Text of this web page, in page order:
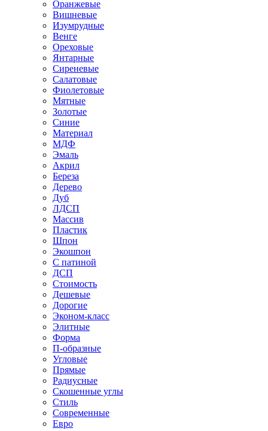
Оранжевые
Вишневые
Изумрудные
Венге
Ореховые
Янтарные
Сиреневые
Салатовые
Фиолетовые
Мятные
Золотые
Синие
Материал
МДФ
Эмаль
Акрил
Береза
Дерево
Дуб
ЛДСП
Массив
Пластик
Шпон
Экошпон
С патиной
ДСП
Стоимость
Дешевые
Дорогие
Эконом-класс
Элитные
Форма
П-образные
Угловые
Прямые
Радиусные
Скошенные углы
Стиль
Современные
Евро